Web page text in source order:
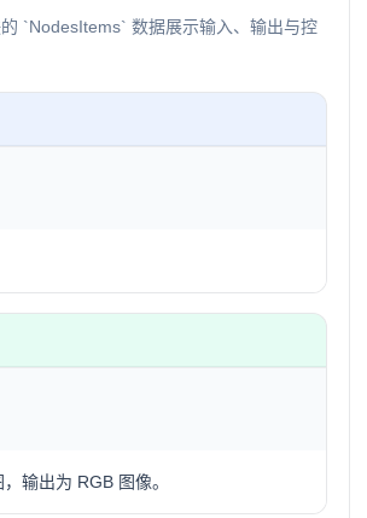
`NodesItems` 数据展示输入、输出与控
输出为 RGB 图像。